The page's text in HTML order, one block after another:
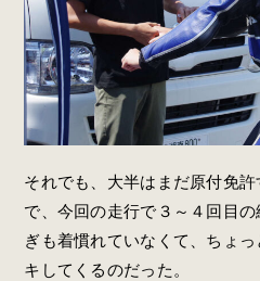
それでも、大半はまだ原付免
で、今回の走行で３～４回目
ぎも着慣れていなくて、ちょ
キしてくるのだった。